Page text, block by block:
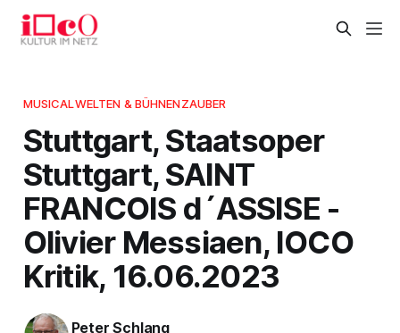
MUSICALWELTEN & BÜHNENZAUBER
Stuttgart, Staatsoper
Stuttgart, SAINT
FRANCOIS d´ASSISE -
Olivier Messiaen, IOCO
Kritik, 16.06.2023
Peter Schlang